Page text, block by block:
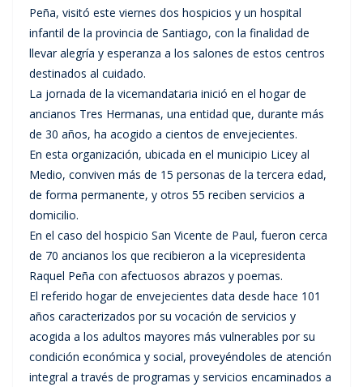
Peña, visitó este viernes dos hospicios y un hospital
infantil de la provincia de Santiago, con la finalidad de
llevar alegría y esperanza a los salones de estos centros
destinados al cuidado.
La jornada de la vicemandataria inició en el hogar de
ancianos Tres Hermanas, una entidad que, durante más
de 30 años, ha acogido a cientos de envejecientes.
En esta organización, ubicada en el municipio Licey al
Medio, conviven más de 15 personas de la tercera edad,
de forma permanente, y otros 55 reciben servicios a
domicilio.
En el caso del hospicio San Vicente de Paul, fueron cerca
de 70 ancianos los que recibieron a la vicepresidenta
Raquel Peña con afectuosos abrazos y poemas.
El referido hogar de envejecientes data desde hace 101
años caracterizados por su vocación de servicios y
acogida a los adultos mayores más vulnerables por su
condición económica y social, proveyéndoles de atención
integral a través de programas y servicios encaminados a